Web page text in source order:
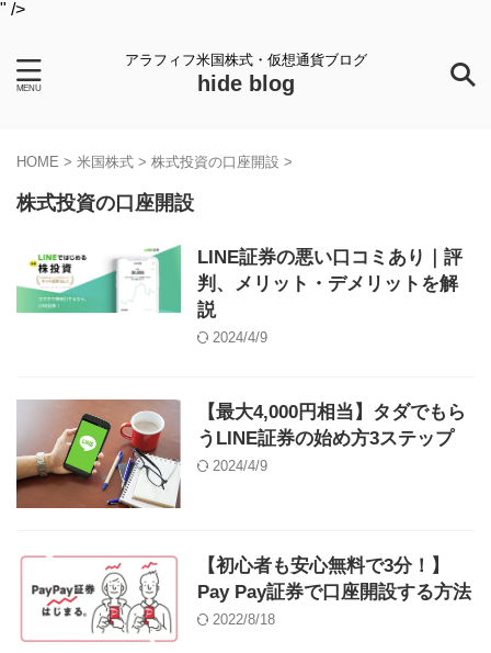
" />
アラフィフ米国株式・仮想通貨ブログ
hide blog
HOME > 米国株式 > 株式投資の口座開設 >
株式投資の口座開設
LINE証券の悪い口コミあり｜評
判、メリット・デメリットを解
説
2024/4/9
【最大4,000円相当】タダでもら
うLINE証券の始め方3ステップ
2024/4/9
【初心者も安心無料で3分！】
Pay Pay証券で口座開設する方法
2022/8/18